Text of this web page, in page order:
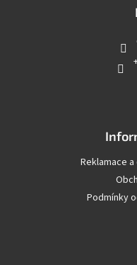
Reklamace
Podmínky